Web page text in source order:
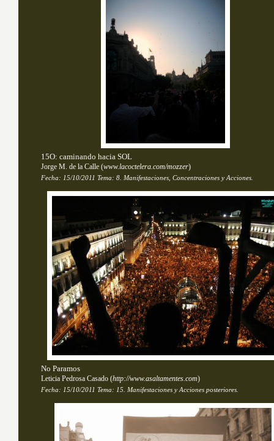
15O: caminando hacia SOL
Jorge M. de la Calle (www.lacoctelera.com/mozzer)
Fecha: 15/10/2011 Tema: 8. Manifestaciones, Concentraciones y Acciones.
No Paramos
Leticia Pedrosa Casado (http://www.asaltamentes.com)
Fecha: 15/10/2011 Tema: 15. Manifestaciones y Acciones posteriores.